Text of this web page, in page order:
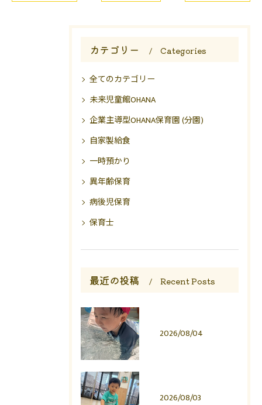
カテゴリー Categories
全てのカテゴリー
未来児童館OHANA
企業主導型OHANA保育園 (分園)
自家製給食
一時預かり
異年齢保育
病後児保育
保育士
最近の投稿 Recent Posts
2026/08/04
2026/08/03